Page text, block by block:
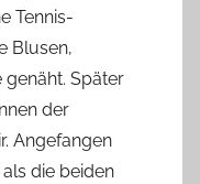
Tennis-
Blusen,
Später
der
Angefangen
die beiden